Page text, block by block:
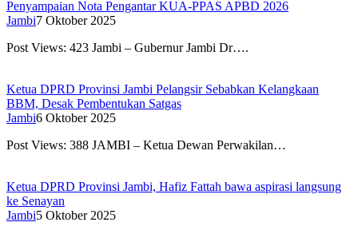
Penyampaian Nota Pengantar KUA-PPAS APBD 2026
Jambi7 Oktober 2025
Post Views: 423 Jambi – Gubernur Jambi Dr….
Ketua DPRD Provinsi Jambi Pelangsir Sebabkan Kelangkaan
BBM, Desak Pembentukan Satgas
Jambi6 Oktober 2025
Post Views: 388 JAMBI – Ketua Dewan Perwakilan…
Ketua DPRD Provinsi Jambi, Hafiz Fattah bawa aspirasi langsung
ke Senayan
Jambi5 Oktober 2025